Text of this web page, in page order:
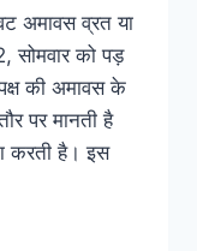
अमावस व्रत या
सोमवार को पड़
की अमावस के
पर मानती है
करती है। इस